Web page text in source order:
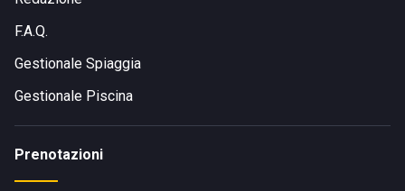
F.A.Q.
Gestionale Spiaggia
Gestionale Piscina
Prenotazioni